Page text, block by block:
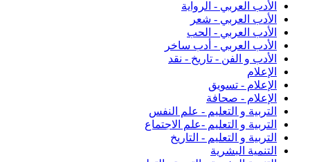
الأدب العربي - الرواية
الأدب العربي - شعر
الأدب العربي - الحب
الأدب العربي - أدب ساخر
الأدب و الفن - تاريخ - نقد
الإعلام
الإعلام - تسويق
الإعلام - صحافة
التربية و التعليم - علم النفس
التربية و التعليم -علم الاجتماع
التربية و التعليم - التاريخ
التنمية البشرية